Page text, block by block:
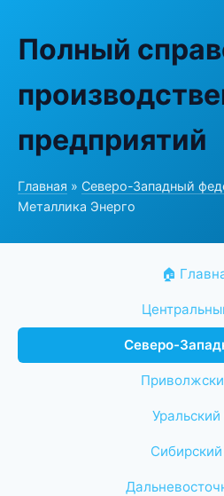
Полный
предприятий
Главная » Северо-Западный
Металлика Энерго
🏠
Северо-